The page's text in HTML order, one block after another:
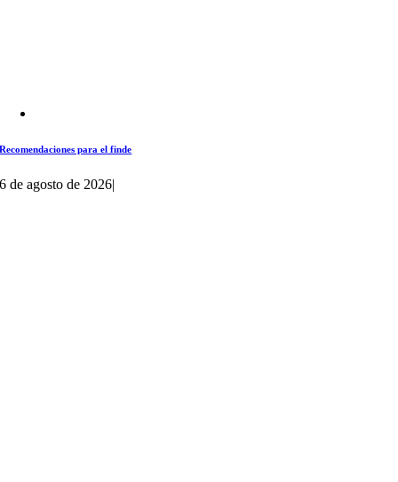
Recomendaciones para el finde
6 de agosto de 2026|